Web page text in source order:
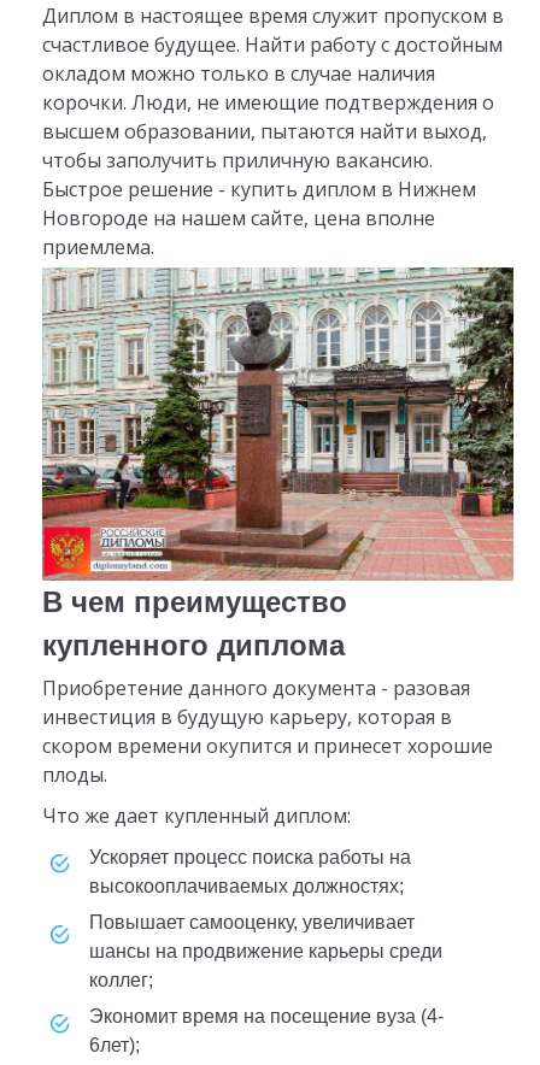
Диплом в настоящее время служит пропуском в
счастливое будущее. Найти работу с достойным
окладом можно только в случае наличия
корочки. Люди, не имеющие подтверждения о
высшем образовании, пытаются найти выход,
чтобы заполучить приличную вакансию.
Быстрое решение - купить диплом в Нижнем
Новгороде на нашем сайте, цена вполне
приемлема.
В чем преимущество
купленного диплома
Приобретение данного документа - разовая
инвестиция в будущую карьеру, которая в
скором времени окупится и принесет хорошие
плоды.
Что же дает купленный диплом:
ускоряет процесс поиска работы на
высокооплачиваемых должностях;
повышает самооценку, увеличивает
шансы на продвижение карьеры среди
коллег;
экономит время на посещение вуза (4-
6лет);